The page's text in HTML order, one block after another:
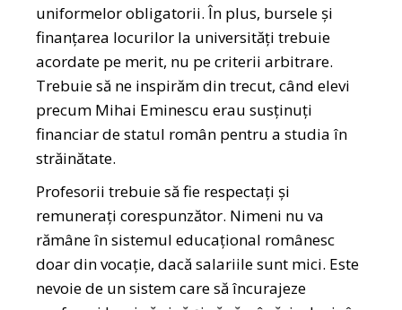
uniformelor obligatorii. În plus, bursele și
finanțarea locurilor la universități trebuie
acordate pe merit, nu pe criterii arbitrare.
Trebuie să ne inspirăm din trecut, când elevi
precum Mihai Eminescu erau susținuți
financiar de statul român pentru a studia în
străinătate.
Profesorii trebuie să fie respectați și
remunerați corespunzător. Nimeni nu va
rămâne în sistemul educațional românesc
doar din vocație, dacă salariile sunt mici. Este
nevoie de un sistem care să încurajeze